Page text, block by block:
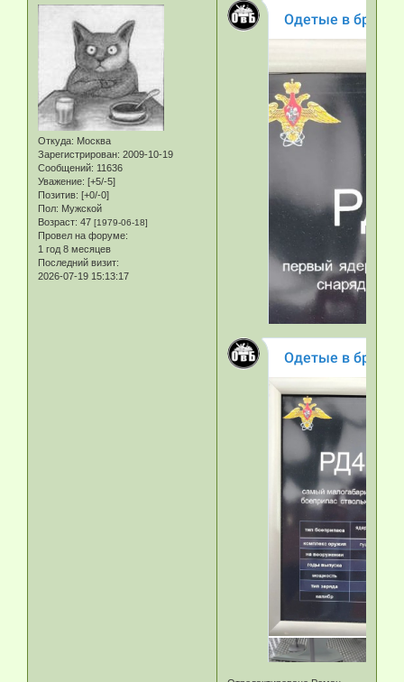
Откуда: Москва
Зарегистрирован: 2009-10-19
Сообщений: 11636
Уважение: [+5/-5]
Позитив: [+0/-0]
Пол: Мужской
Возраст: 47 [1979-06-18]
Провел на форуме:
1 год 8 месяцев
Последний визит:
2026-07-19 15:13:17